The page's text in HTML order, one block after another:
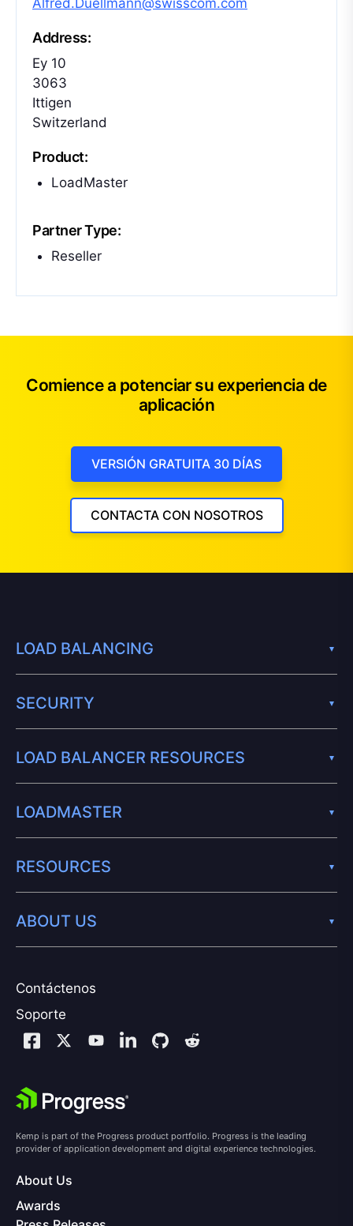
Alfred.Duellmann@swisscom.com
Address:
Ey 10
3063
Ittigen
Switzerland
Product:
LoadMaster
Partner Type:
Reseller
Comience a potenciar su experiencia de
aplicación
VERSIÓN GRATUITA 30 DÍAS
CONTACTA CON NOSOTROS
Contáctenos
Soporte
LOAD BALANCING
SECURITY
LOAD BALANCER RESOURCES
LOADMASTER
RESOURCES
ABOUT US
Kemp is part of the Progress product portfolio. Progress is the leading
provider of application development and digital experience technologies.
About Us
Awards